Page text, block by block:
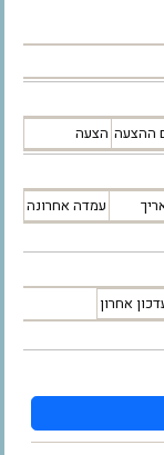
ההצעה הצעה
עמדה אחרונה
אחרון